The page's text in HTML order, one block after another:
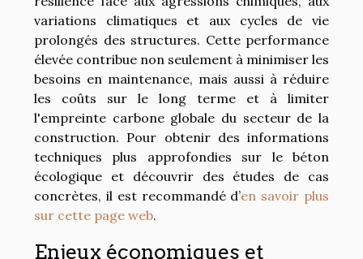
variations climatiques et aux cycles de vie
prolongés des structures. Cette performance
élevée contribue non seulement à minimiser les
besoins en maintenance, mais aussi à réduire
les coûts sur le long terme et à limiter
l'empreinte carbone globale du secteur de la
construction. Pour obtenir des informations
techniques plus approfondies sur le béton
écologique et découvrir des études de cas
concrètes, il est recommandé d’en savoir plus
sur cette page web.
Enjeux économiques et